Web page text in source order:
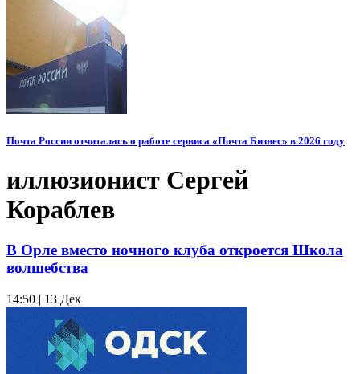
Почта России отчиталась о работе сервиса «Почта Бизнес» в 2026 году
иллюзионист Сергей
Кораблев
В Орле вместо ночного клуба откроется Школа
волшебства
14:50 | 13 Дек